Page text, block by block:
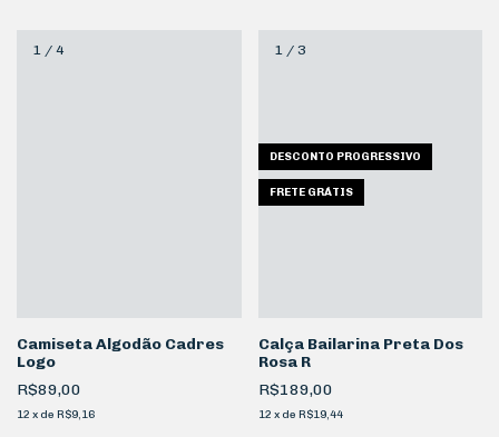
1 / 4
Camiseta Algodão Cadres
Logo
R$89,00
12 x de R$9,16
1/ 3
DESCONTO PROGRESSIVO
FRETE GRÁTIS
Calça Bailarina Preta Dos
Rosa R
R$189,00
12 x de R$19,44